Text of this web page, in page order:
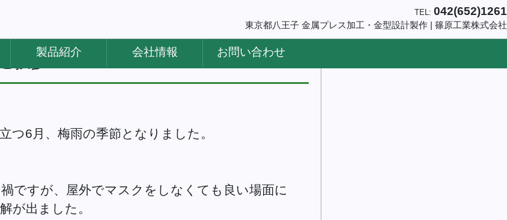
TEL: 042(652)1261
東京都八王子 金属プレス加工・金型設計製作 | 篠原工業株式会社
製品紹介 会社情報 お問い合わせ
挨拶
つ6月、梅雨の季節となりました。
ですが、屋外でマスクをしなくても良い場面に
が出ました。